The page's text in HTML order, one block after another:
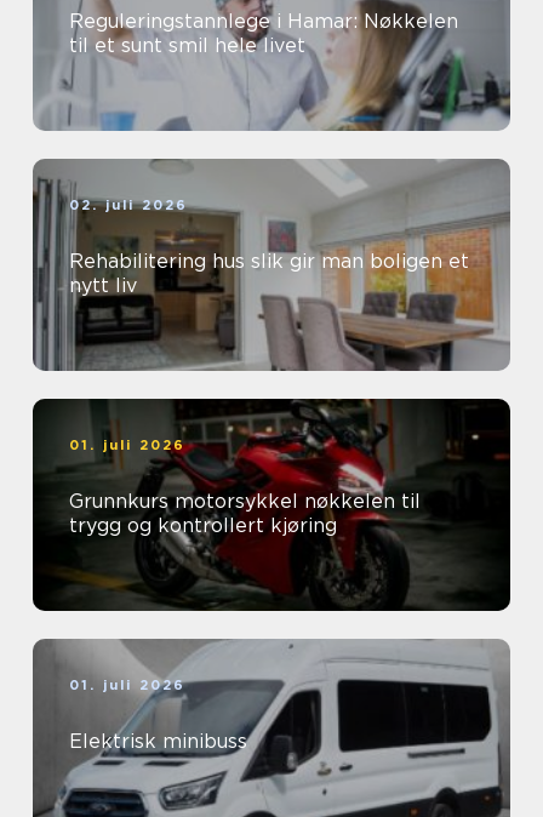
Reguleringstannlege i Hamar: Nøkkelen
til et sunt smil hele livet
02. juli 2026
Rehabilitering hus slik gir man boligen et
nytt liv
01. juli 2026
Grunnkurs motorsykkel nøkkelen til
trygg og kontrollert kjøring
01. juli 2026
Elektrisk minibuss